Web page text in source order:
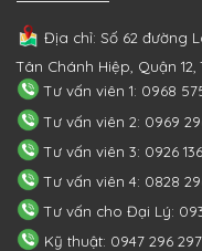
Địa chỉ: Số 62 đường
Tân Chánh Hiệp, Quận 12,
Tư vấn viên 1: 0968
Tư vấn viên 2: 0969
Tư vấn viên 3: 0926
Tư vấn viên 4: 0828
Tư vấn cho Đại Lý:
Kỹ thuật: 0947 296 297